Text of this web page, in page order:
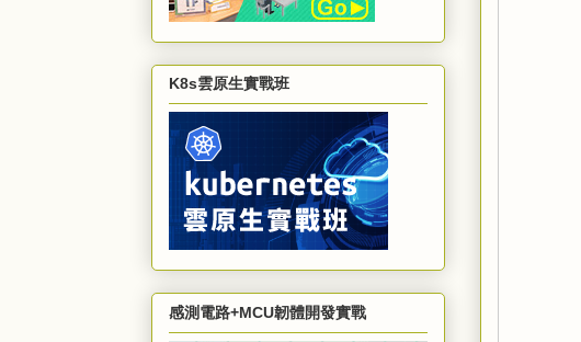
K8s雲原生實戰班
感測電路+MCU韌體開發實戰